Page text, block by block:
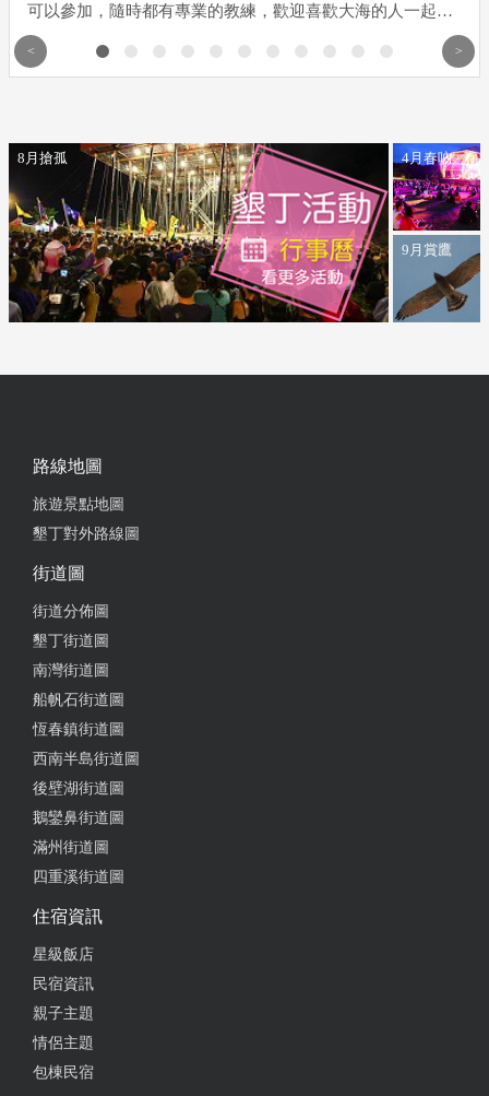
可以參加，隨時都有專業的教練，歡迎喜歡大海的人一起來
體驗~
< >
優先曝光店家
8月搶孤 4月春吶
9月賞鷹
路線地圖
旅遊景點地圖
墾丁對外路線圖
街道圖
街道分佈圖
墾丁街道圖
南灣街道圖
船帆石街道圖
恆春鎮街道圖
西南半島街道圖
後壁湖街道圖
鵝鑾鼻街道圖
滿州街道圖
四重溪街道圖
住宿資訊
星級飯店
民宿資訊
親子主題
情侶主題
包棟民宿